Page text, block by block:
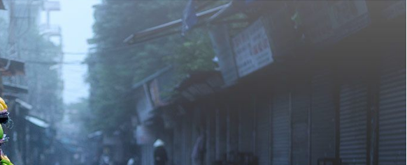
đầu từ trải nghiệm thực tế
liệu